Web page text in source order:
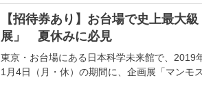
【招待券あり】お台場で史上最大
展」 夏休みに必見
東京・お台場にある日本科学未来館で、2019
1月4日（月・休）の期間に、企画展「マンモ